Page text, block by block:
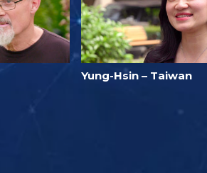
Yung-Hsin – Taiwan